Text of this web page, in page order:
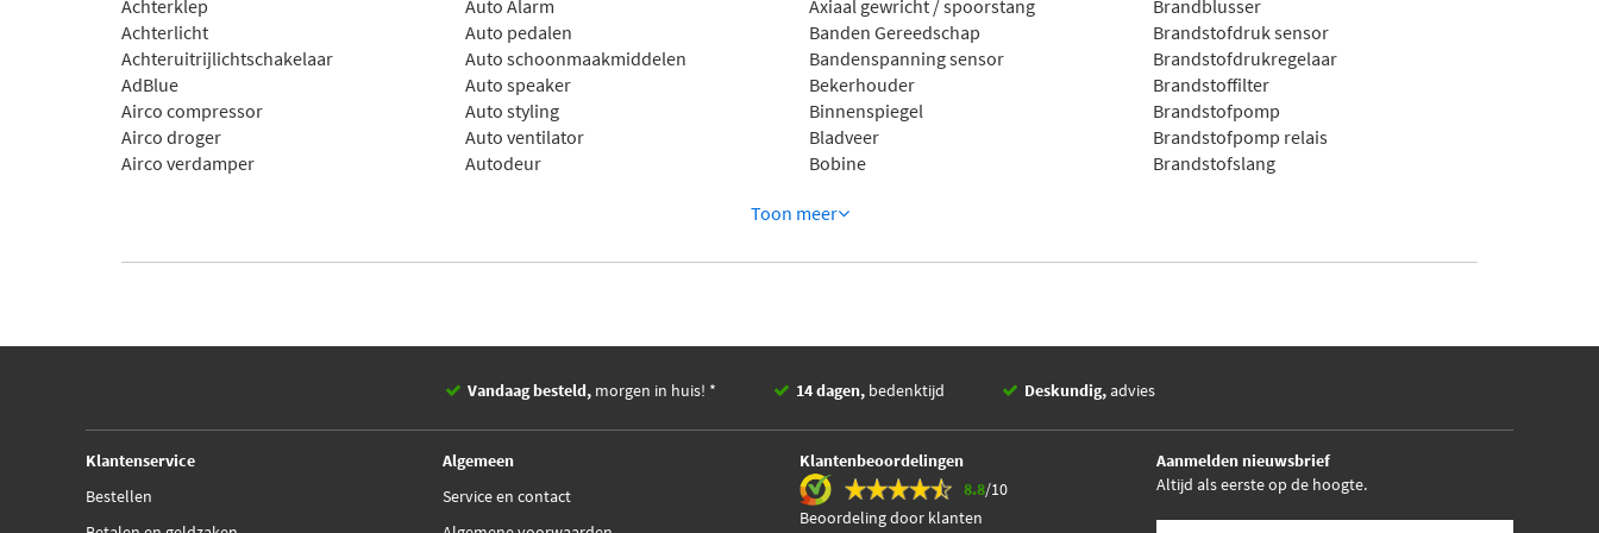
Achterklep
Achterlicht
Achteruitrijlichtschakelaar
AdBlue
Airco compressor
Airco droger
Airco verdamper
Auto Alarm
Auto pedalen
Auto schoonmaakmiddelen
Auto speaker
Auto styling
Auto ventilator
Autodeur
Axiaal gewricht / spoorstang
Banden Gereedschap
Bandenspanning sensor
Bekerhouder
Binnenspiegel
Bladveer
Bobine
Brandblusser
Brandstofdruk sensor
Brandstofdrukregelaar
Brandstoffilter
Brandstofpomp
Brandstofpomp relais
Brandstofslang
Toon meer
Vandaag besteld, morgen in huis! * 14 dagen, bedenktijd Deskundig,advies
Klantenservice
Bestellen
Algemeen
Service en contact
Klantenbeoordelingen
8.8/10
Beoordeling door klanten
Aanmelden nieuwsbrief
Altijd als eerste op de hoogte.